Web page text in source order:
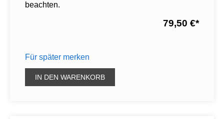
beachten.
79,50 €*
Für später merken
IN DEN WARENKORB